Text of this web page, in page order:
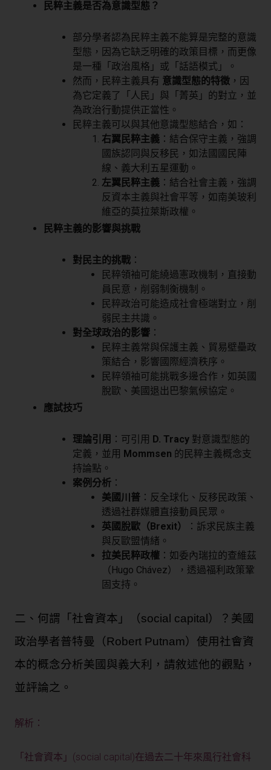
民粹主義是否為意識型態？
部分學者認為民粹主義不能算是完整的意識
型態，因為它缺乏明確的政策目標，而更像
是一種「政治風格」或「話語模式」。
然而，民粹主義具有 意識型態的特徵 ，因
為它定義了「人民」與「菁英」的對立，並
為政治行動提供正當性。
民粹主義可以與其他意識型態結合，如：
右翼民粹主義 ：結合保守主義，強調
國族認同與反移民，如法國國民陣
線、義大利五星運動。
左翼民粹主義 ：結合社會主義，強調
反資本主義與社會平等，如南美玻利
維亞的莫拉萊斯政權。
民粹主義的影響與挑戰
對民主的挑戰 ：
民粹領袖可能繞過憲政機制，直接動
員民意，削弱制衡機制。
民粹政治可能造成社會極端對立，削
弱民主共識。
對全球政治的影響 ：
民粹主義常與保護主義、貿易壁壘政
策結合，影響國際經濟秩序。
民粹領袖可能挑戰多邊合作，如英國
脫歐、美國退出巴黎氣候協定。
應試技巧
理論引用 ：可引用 D. Tracy 對意識型態的
定義，並用 Mommsen 的民粹主義概念支
持論點。
案例分析 ：
美國川普 ：反全球化、反移民政策、
透過社群媒體直接動員民眾。
英國脫歐（Brexit）
：訴求民族主義
與反歐盟情緒。
拉美民粹政權 ：如委內瑞拉的查維茲
（Hugo Chávez），透過福利政策鞏
固支持。
二、何謂「社會資本」（social capital）？美國
政治學者普特曼（Robert Putnam）使用社會資
本的概念分析美國與義大利，請敘述他的觀點，
並評論之。
解析：
「社會資本」(social capital)在過去二十年來風行社會科